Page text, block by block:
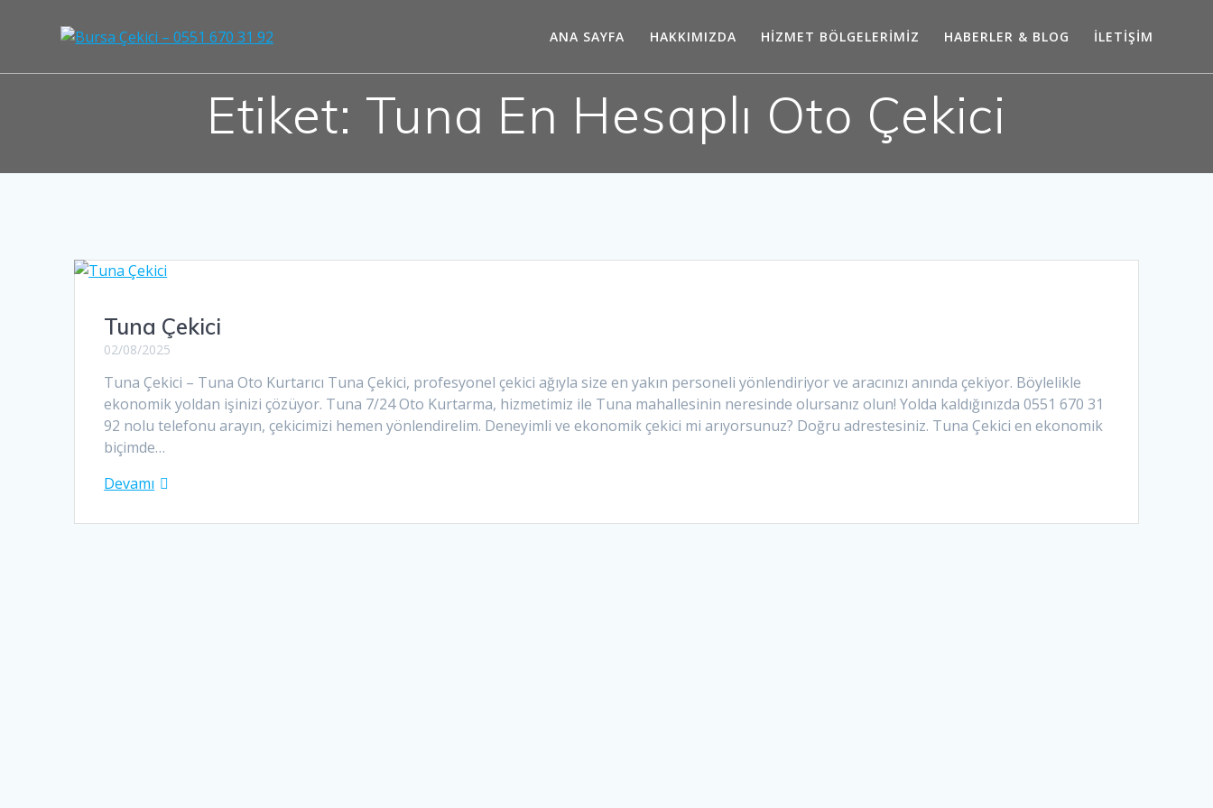
ANA SAYFA HAKKIMIZDA HİZMET BÖLGELERİMİZ HABERLER & BLOG İLETİŞİM
Etiket: Tuna En Hesaplı Oto Çekici
Tuna Çekici
02/08/2025
Tuna Çekici – Tuna Oto Kurtarıcı Tuna Çekici, profesyonel çekici ağıyla size en yakın personeli yönlendiriyor ve aracınızı anında çekiyor. Böylelikle
ekonomik yoldan işinizi çözüyor. Tuna 7/24 Oto Kurtarma, hizmetimiz ile Tuna mahallesinin neresinde olursanız olun! Yolda kaldığınızda 0551 670 31
92 nolu telefonu arayın, çekicimizi hemen yönlendirelim. Deneyimli ve ekonomik çekici mi arıyorsunuz? Doğru adrestesiniz. Tuna Çekici en ekonomik
biçimde…
Devamı